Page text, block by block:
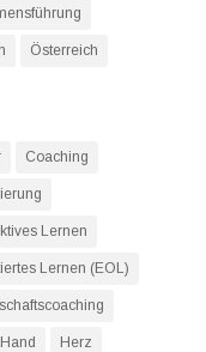
Österreich
Coaching
Lernen
Lernen (EOL)
Hand Herz